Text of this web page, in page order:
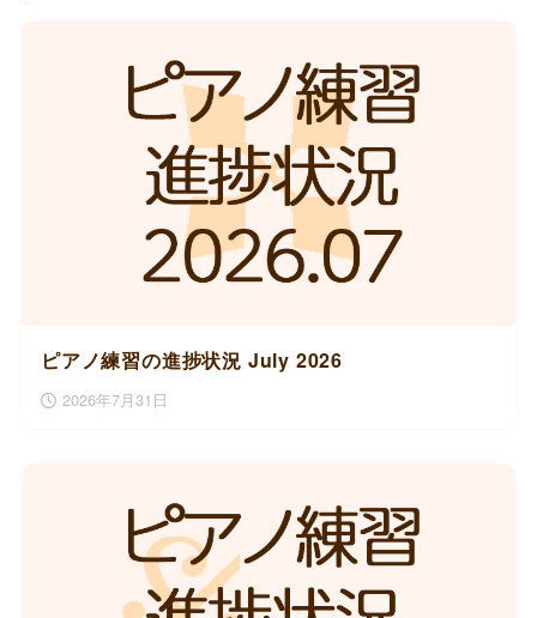
ピアノ練習の進捗状況 July 2026
2026年7月31日